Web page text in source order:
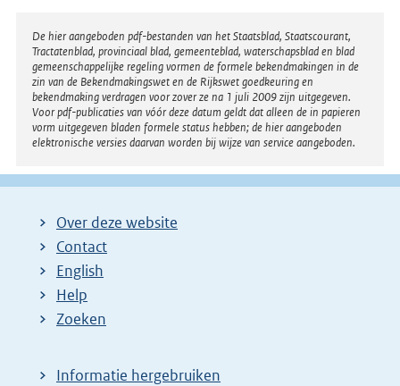
Disclaimer
De hier aangeboden pdf-bestanden van het Staatsblad, Staatscourant,
Tractatenblad, provinciaal blad, gemeenteblad, waterschapsblad en blad
gemeenschappelijke regeling vormen de formele bekendmakingen in de
zin van de Bekendmakingswet en de Rijkswet goedkeuring en
bekendmaking verdragen voor zover ze na 1 juli 2009 zijn uitgegeven.
Voor pdf-publicaties van vóór deze datum geldt dat alleen de in papieren
vorm uitgegeven bladen formele status hebben; de hier aangeboden
elektronische versies daarvan worden bij wijze van service aangeboden.
Over deze website
Contact
English
Help
Zoeken
Informatie hergebruiken